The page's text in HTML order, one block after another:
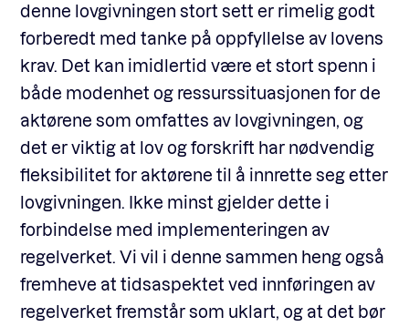
denne lovgivningen stort sett er rimelig godt
forberedt med tanke på oppfyllelse av lovens
krav. Det kan imidlertid være et stort spenn i
både modenhet og ressurssituasjonen for de
aktørene som omfattes av lovgivningen, og
det er viktig at lov og forskrift har nødvendig
fleksibilitet for aktørene til å innrette seg etter
lovgivningen. Ikke minst gjelder dette i
forbindelse med implementeringen av
regelverket. Vi vil i denne sammen heng også
fremheve at tidsaspektet ved innføringen av
regelverket fremstår som uklart, og at det bør